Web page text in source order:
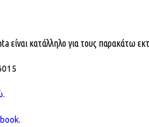
είναι κατάλληλο για τους παρακάτω
.
.